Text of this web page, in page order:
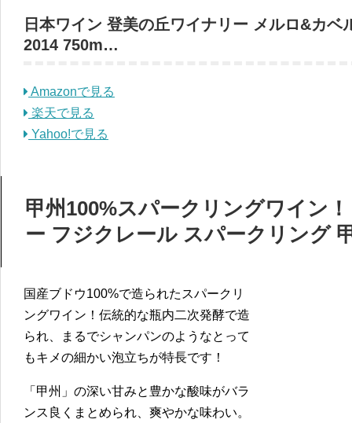
日本ワイン 登美の丘ワイナリー メルロ&カベ
2014 750m…
Amazonで見る
楽天で見る
Yahoo!で見る
甲州100%スパークリングワイン
ー フジクレール スパークリング
国産ブドウ100%で造られたスパークリ
ングワイン！伝統的な瓶内二次発酵で造
られ、まるでシャンパンのようなとって
もキメの細かい泡立ちが特長です！
「甲州」の深い甘みと豊かな酸味がバラ
ンス良くまとめられ、爽やかな味わい。